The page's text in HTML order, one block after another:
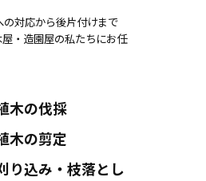
対応から後片付けまで
・造園屋の私たちにお任
木の伐採
木の剪定
り込み・枝落とし